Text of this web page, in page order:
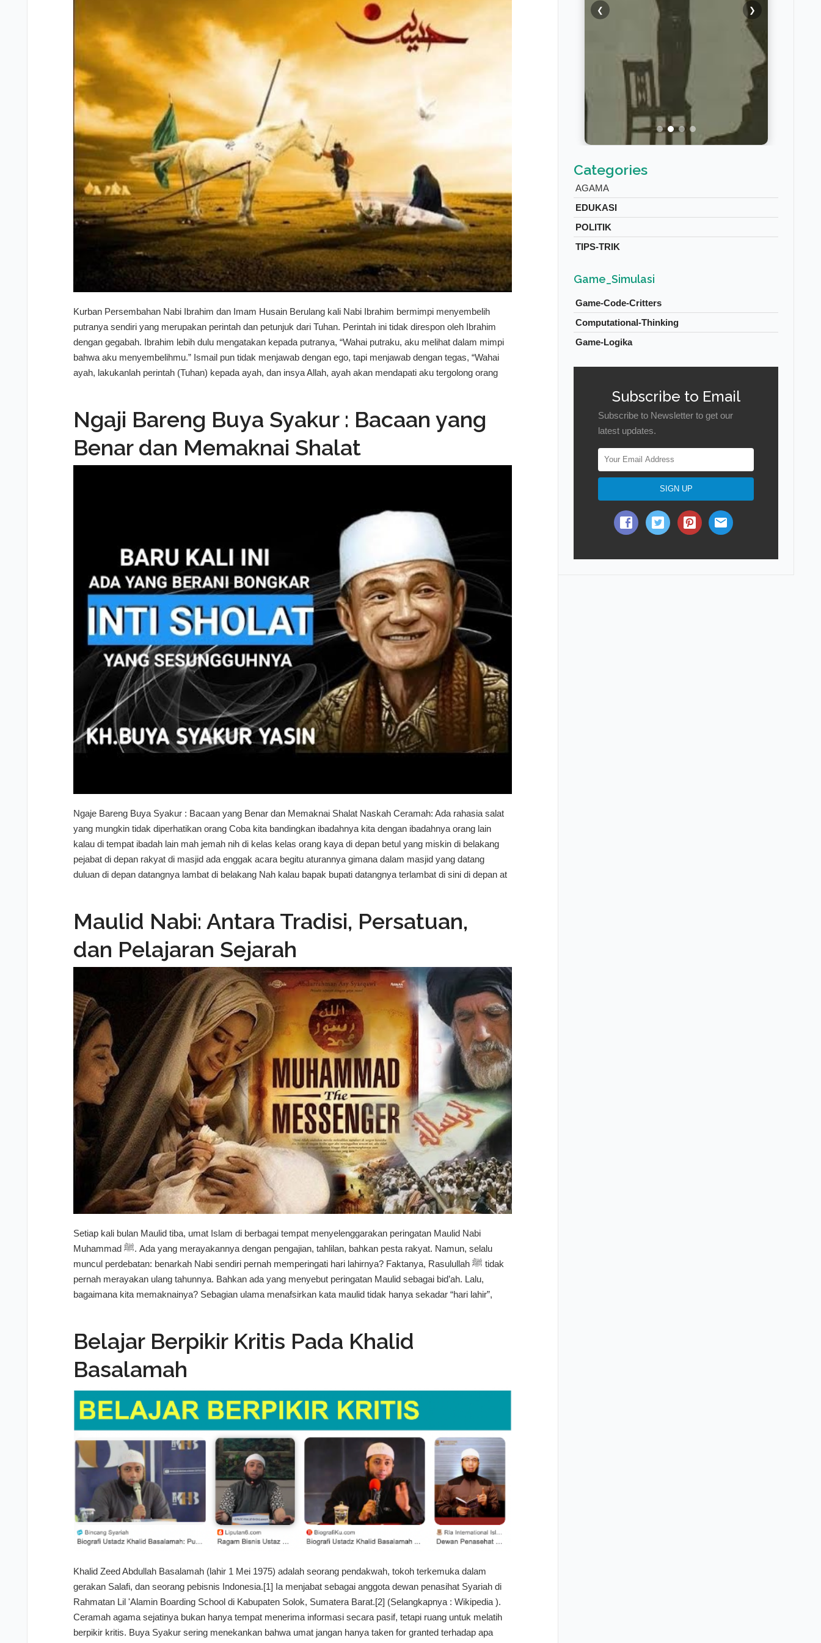
Kurban Persembahan Nabi Ibrahim dan Imam Husain Berulang kali Nabi Ibrahim bermimpi menyembelih
putranya sendiri yang merupakan perintah dan petunjuk dari Tuhan. Perintah ini tidak direspon oleh Ibrahim
dengan gegabah. Ibrahim lebih dulu mengatakan kepada putranya, “Wahai putraku, aku melihat dalam mimpi
bahwa aku menyembelihmu.” Ismail pun tidak menjawab dengan ego, tapi menjawab dengan tegas, “Wahai
ayah, lakukanlah perintah (Tuhan) kepada ayah, dan insya Allah, ayah akan mendapati aku tergolong orang
Ibrahim menutup matanya. Setelah yakin telah mengorbankan putranya, Ibrahim kemudian membuka mata
dan terkejut melihat Ismail ada disampingnya. Melihat putranya selamat karena tidak menjadi kurban, Ibrahim
menjadi sedih. Ia khawatir pengorbanannya tidak diterima oleh Tuhan. Wahyu di...
Ngaji Bareng Buya Syakur : Bacaan yang
Benar dan Memaknai Shalat
Ngaje Bareng Buya Syakur : Bacaan yang Benar dan Memaknai Shalat Naskah Ceramah: Ada rahasia salat
yang mungkin tidak diperhatikan orang Coba kita bandingkan ibadahnya kita dengan ibadahnya orang lain
kalau di tempat ibadah lain mah jemah nih di kelas kelas orang kaya di depan betul yang miskin di belakang
pejabat di depan rakyat di masjid ada enggak acara begitu aturannya gimana dalam masjid yang datang
duluan di depan datangnya lambat di belakang Nah kalau bapak bupati datangnya terlambat di sini di depan at
di depan pengimaman buat saya boleh enggak enggak boleh karena masjid dibuat oleh Kanjeng Nabi ini untuk
antara rakyat dan pejabat diaduk semuanya itu ya seperti itu...
Maulid Nabi: Antara Tradisi, Persatuan,
dan Pelajaran Sejarah
Setiap kali bulan Maulid tiba, umat Islam di berbagai tempat menyelenggarakan peringatan Maulid Nabi
Muhammad ﷺ. Ada yang merayakannya dengan pengajian, tahlilan, bahkan pesta rakyat. Namun, selalu
muncul perdebatan: benarkah Nabi sendiri pernah memperingati hari lahirnya? Faktanya, Rasulullah ﷺ tidak
pernah merayakan ulang tahunnya. Bahkan ada yang menyebut peringatan Maulid sebagai bid’ah. Lalu,
bagaimana kita memaknainya? Sebagian ulama menafsirkan kata maulid tidak hanya sekadar “hari lahir”,
peringatan Maulid lebih tepat dipahami bukan sebagai perayaan ulang tahun, melainkan sebagai momentum
mengenang, meneladani, dan menanamkan cinta kepada Rasulullah ﷺ bagi generasi penerus. Sumber dari
Habieb TV Namun, ada pesan yang jauh lebih pe...
Belajar Berpikir Kritis Pada Khalid
Basalamah
Khalid Zeed Abdullah Basalamah (lahir 1 Mei 1975) adalah seorang pendakwah, tokoh terkemuka dalam
gerakan Salafi, dan seorang pebisnis Indonesia.[1] Ia menjabat sebagai anggota dewan penasihat Syariah di
Rahmatan Lil 'Alamin Boarding School di Kabupaten Solok, Sumatera Barat.[2] (Selangkapnya : Wikipedia ).
Ceramah agama sejatinya bukan hanya tempat menerima informasi secara pasif, tetapi ruang untuk melatih
berpikir kritis. Buya Syakur sering menekankan bahwa umat jangan hanya taken for granted terhadap apa
❮ ❯
Categories
AGAMA
EDUKASI
POLITIK
TIPS-TRIK
Game_Simulasi
Game-Code-Critters
Computational-Thinking
Game-Logika
Subscribe to Email
Subscribe to Newsletter to get our
latest updates.